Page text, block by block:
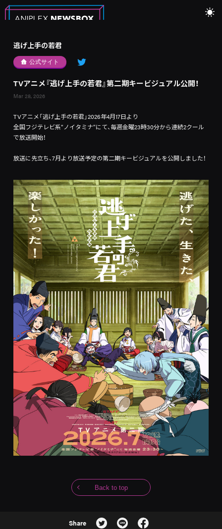
逃げ上手の若君
公式サイト
TVアニメ『逃げ上手の若君』第二期キービジュアル公開！
Mar 28, 2026
TVアニメ「逃げ上手の若君」2026年4月17日より
全国フジテレビ系“ノイタミナ”にて、毎週金曜23時30分から連続2クール
で放送開始！
放送に先立ち、7月より放送予定の第二期キービジュアルを公開しました！
Back to top
Share